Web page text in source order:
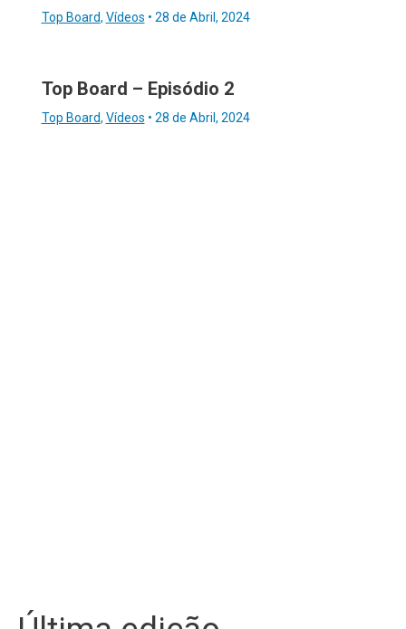
Top Board, Vídeos • 28 de Abril, 2024
Top Board – Episódio 2
Top Board, Vídeos • 28 de Abril, 2024